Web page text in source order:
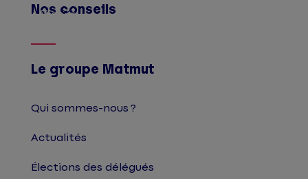
Nos conseils
Afficher
Le groupe Matmut
Qui sommes-nous ?
Actualités
Élections des délégués